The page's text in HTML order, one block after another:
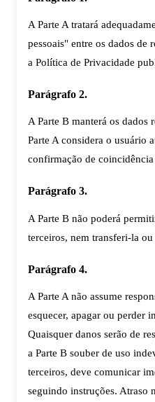
A Parte A tratará
pessoais" entre os dados de
a Política de Privacidade
Parágrafo 2.
A Parte B manterá os dados
Parte A considera o usuário
confirmação de
Parágrafo 3.
A Parte B não poderá
terceiros, nem transferi-la ou
Parágrafo 4.
A Parte A não assume
esquecer, apagar ou perder
Quaisquer danos serão de
a Parte B souber de uso
terceiros, deve comunicar
seguindo instruções. Atraso